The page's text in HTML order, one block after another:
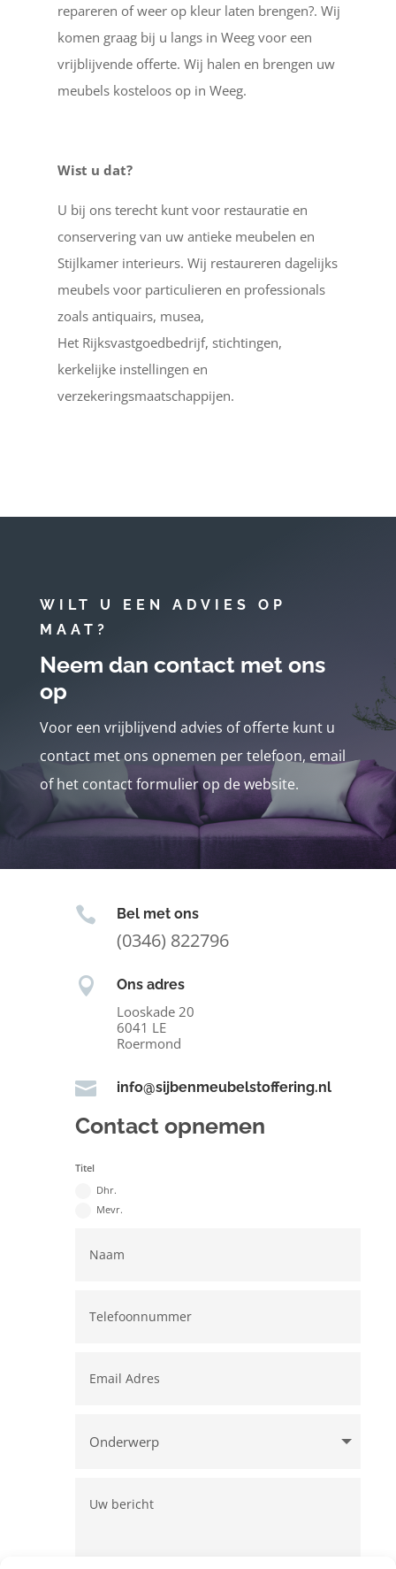
repareren of weer op kleur laten brengen?. Wij
komen graag bij u langs in Weeg voor een
vrijblijvende offerte. Wij halen en brengen uw
meubels kosteloos op in Weeg.
Wist u dat?
U bij ons terecht kunt voor restauratie en
conservering van uw antieke meubelen en
Stijlkamer interieurs. Wij restaureren dagelijks
meubels voor particulieren en professionals
zoals antiquairs, musea,
Het Rijksvastgoedbedrijf, stichtingen,
kerkelijke instellingen en
verzekeringsmaatschappijen.
WILT U EEN ADVIES OP
MAAT?
Neem dan contact met ons
op
Voor een vrijblijvend advies of offerte kunt u
contact met ons opnemen per telefoon, email
of het contact formulier op de website.
 Bel met ons
(0346) 822796
 Ons adres
Looskade 20
6041 LE
Roermond
 info@sijbenmeubelstoffering.nl
Contact opnemen
Titel
Dhr.
Mevr.